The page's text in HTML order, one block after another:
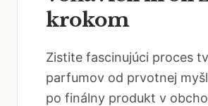
krokom
Zistite fascinujúci proces
parfumov od prvotnej
po finálny produkt v